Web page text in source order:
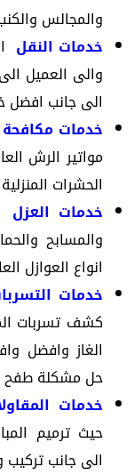
والمجالس
خدمات النقل
والى العميل
الى جانب افضل
خدمات
مواتير الرش
الحشرات
خدمات العزل
والمسابح
انواع العوازل
خدمات
كشف تسربات
الغاز وافضل
حل مشكلة طفح
خدمات
حيث ترميم
الى جانب